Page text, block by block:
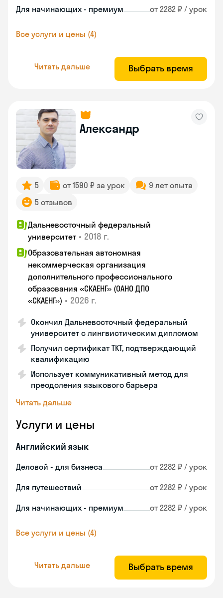
Для начинающих - премиум от 2282 ₽ / урок
Все услуги и цены (4)
Читать дальше Выбрать время
Александр
5 от 1590 ₽ за урок
9 лет опыта
5 отзывов
Дальневосточный федеральный
университет • 2018 г.
Образовательная автономная
некоммерческая организация
дополнительного профессионального
образования «СКАЕНГ» (ОАНО ДПО
«СКАЕНГ») • 2026 г.
Окончил Дальневосточный федеральный
университет с лингвистическим дипломом
Получил сертификат TKT, подтверждающий
квалификацию
Использует коммуникативный метод для
преодоления языкового барьера
Читать дальше
Услуги и цены
Английский язык
Деловой - для бизнеса от 2282 ₽ / урок
Для путешествий от 2282 ₽ / урок
Для начинающих - премиум от 2282 ₽ / урок
Все услуги и цены (4)
Читать дальше Выбрать время